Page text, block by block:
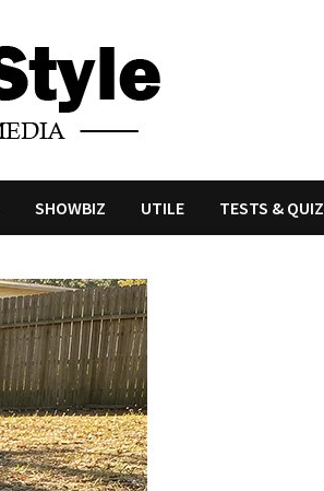
SHOWBIZ UTILE TESTS & QUIZ